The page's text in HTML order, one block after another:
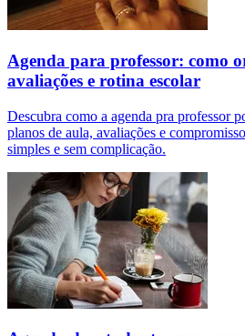
Agenda para professor: como
avaliações e rotina escolar
Descubra como a agenda pra professor
planos de aula, avaliações e
simples e sem complicação.